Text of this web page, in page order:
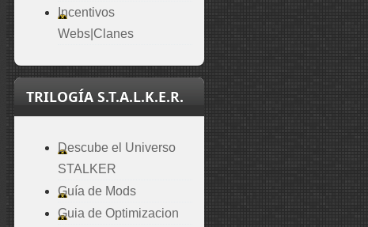
Incentivos
Webs|Clanes
TRILOGÍA S.T.A.L.K.E.R.
Descube el Universo
STALKER
Guía de Mods
Guia de Optimizacion